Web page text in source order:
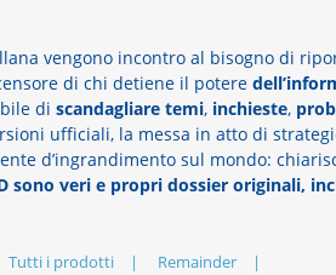
vengono incontro al bisogno di
di chi detiene il potere
di scandagliare temi, inchieste,
ufficiali, la messa in atto di
d’ingrandimento sul mondo:
sono veri e propri dossier originali,
Tutti i prodotti Remainder